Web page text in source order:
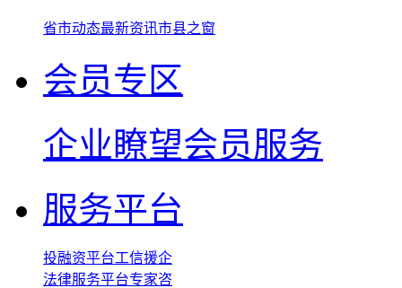
省市动态最新资讯市县之窗
会员专区
企业瞭望会员服务
服务平台
投融资平台工信援企
法律服务平台专家咨